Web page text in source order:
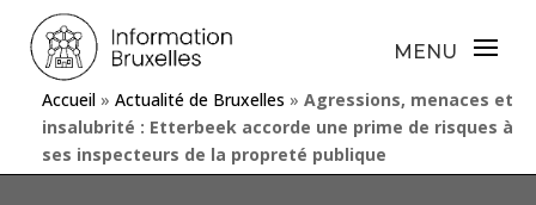
Accueil » Actualité de Bruxelles » Agressions, menaces et
insalubrité : Etterbeek accorde une prime de risques à
ses inspecteurs de la propreté publique